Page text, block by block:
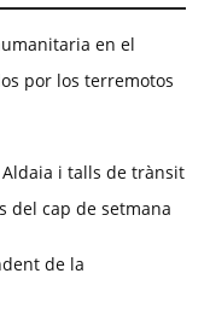
en el
por los terremotos
i talls de trànsit
del cap de setmana
de la